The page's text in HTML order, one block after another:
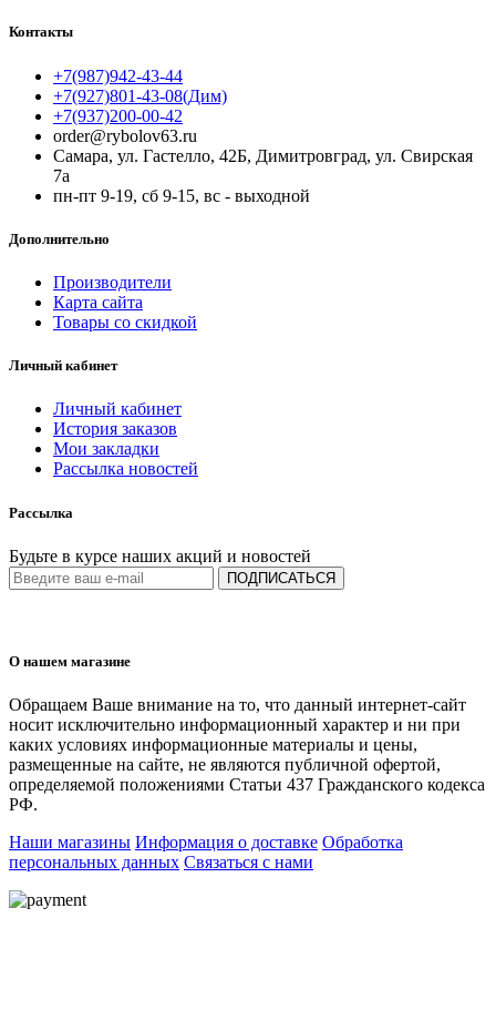
Контакты
+7(987)942-43-44
+7(927)801-43-08(Дим)
+7(937)200-00-42
order@rybolov63.ru
Самара, ул. Гастелло, 42Б, Димитровград, ул. Свирская
7а
пн-пт 9-19, сб 9-15, вс - выходной
Дополнительно
Производители
Карта сайта
Товары со скидкой
Личный кабинет
Личный кабинет
История заказов
Мои закладки
Рассылка новостей
Рассылка
Будьте в курсе наших акций и новостей
ПОДПИСАТЬСЯ
О нашем магазине
Обращаем Ваше внимание на то, что данный интернет-сайт
носит исключительно информационный характер и ни при
каких условиях информационные материалы и цены,
размещенные на сайте, не являются публичной офертой,
определяемой положениями Статьи 437 Гражданского кодекса
РФ.
Наши магазины Информация о доставке Обработка
персональных данных Связаться с нами